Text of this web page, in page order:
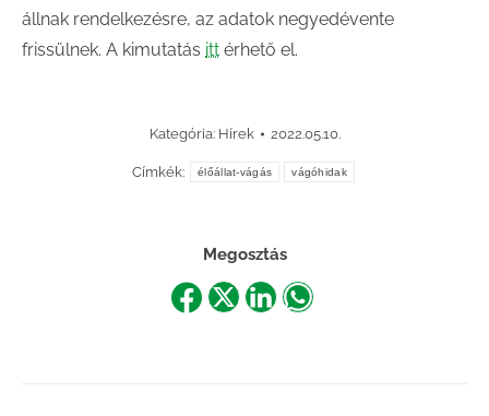
állnak rendelkezésre, az adatok negyedévente
frissülnek. A kimutatás itt érhető el.
Kategória: Hírek 2022.05.10.
Címkék: élőállat-vágás vágóhidak
Megosztás
ShareShareShareShare